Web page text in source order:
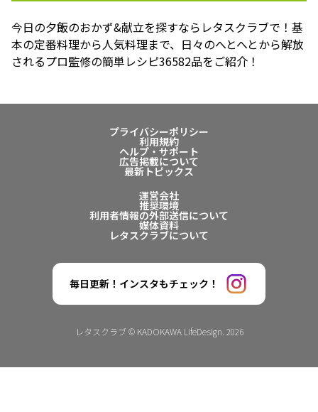
今日の夕飯のおかず&献立を探すならレタスクラブで！基
本の定番料理から人気料理まで、日々のへとへとから解放
されるプロ監修の簡単レシピ36582品をご紹介！
プライバシーポリシー
利用規約
ヘルプ・サポート
広告掲載について
最新トピックス
運営会社
推奨環境
利用者情報の外部送信について
媒体資料
レタスクラブについて
毎日更新！インスタもチェック！
レタスクラブ © KADOKAWA LifeDesign. 2026